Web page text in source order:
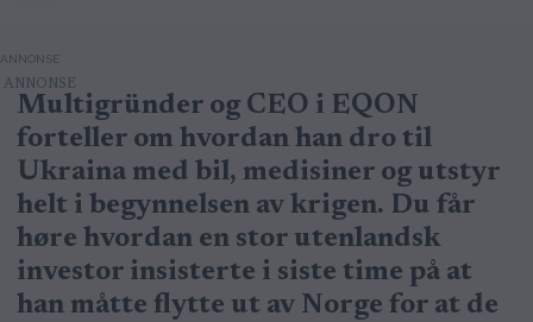
ANNONSE
Multigründer og CEO i EQON
forteller om hvordan han dro til
Ukraina med bil, medisiner og utstyr
helt i begynnelsen av krigen. Du får
høre hvordan en stor utenlandsk
investor insisterte i siste time på at
han måtte flytte ut av Norge for at de